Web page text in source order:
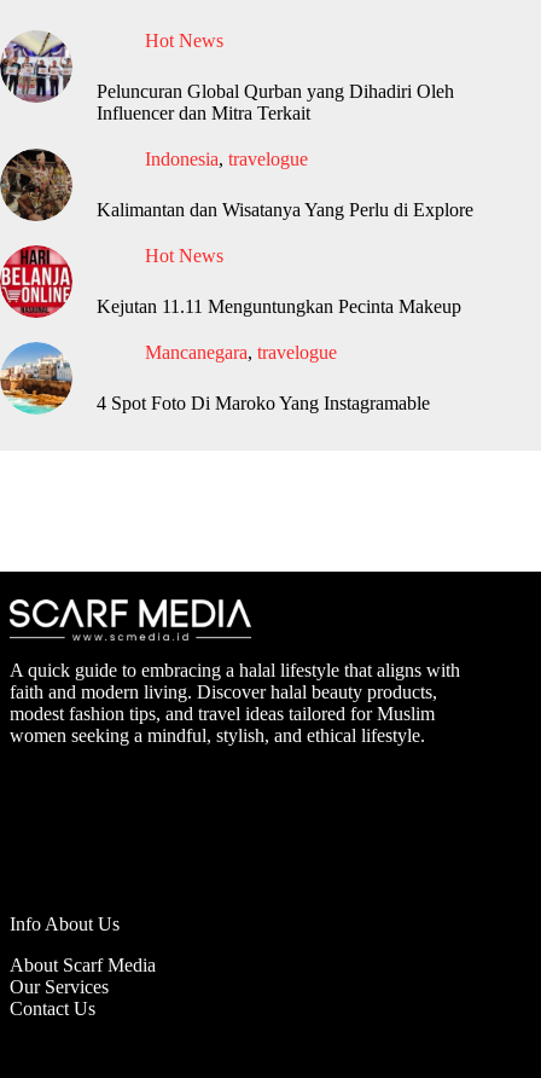
Hot News
Peluncuran Global Qurban yang Dihadiri Oleh
Influencer dan Mitra Terkait
Indonesia, travelogue
Kalimantan dan Wisatanya Yang Perlu di Explore
Hot News
Kejutan 11.11 Menguntungkan Pecinta Makeup
Mancanegara, travelogue
4 Spot Foto Di Maroko Yang Instagramable
A quick guide to embracing a halal lifestyle that aligns with
faith and modern living. Discover halal beauty products,
modest fashion tips, and travel ideas tailored for Muslim
women seeking a mindful, stylish, and ethical lifestyle.
Info About Us
About Scarf Media
Our Services
Contact Us